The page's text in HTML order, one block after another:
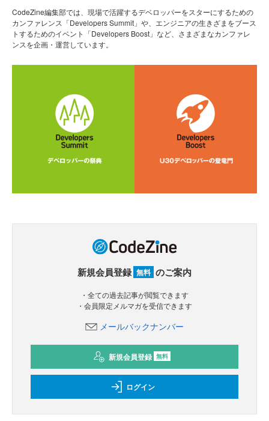
CodeZine編集部では、現場で活躍するデベロッパーをスターにするための
カンファレンス「Developers Summit」や、エンジニアの生きざまをブース
トするためのイベント「Developers Boost」など、さまざまなカンファレ
ンスを企画・運営しています。
新規会員登録 無料 のご案内
・全ての過去記事が閲覧できます
・会員限定メルマガを受信できます
メールバックナンバー
新規会員登録 無料
ログイン